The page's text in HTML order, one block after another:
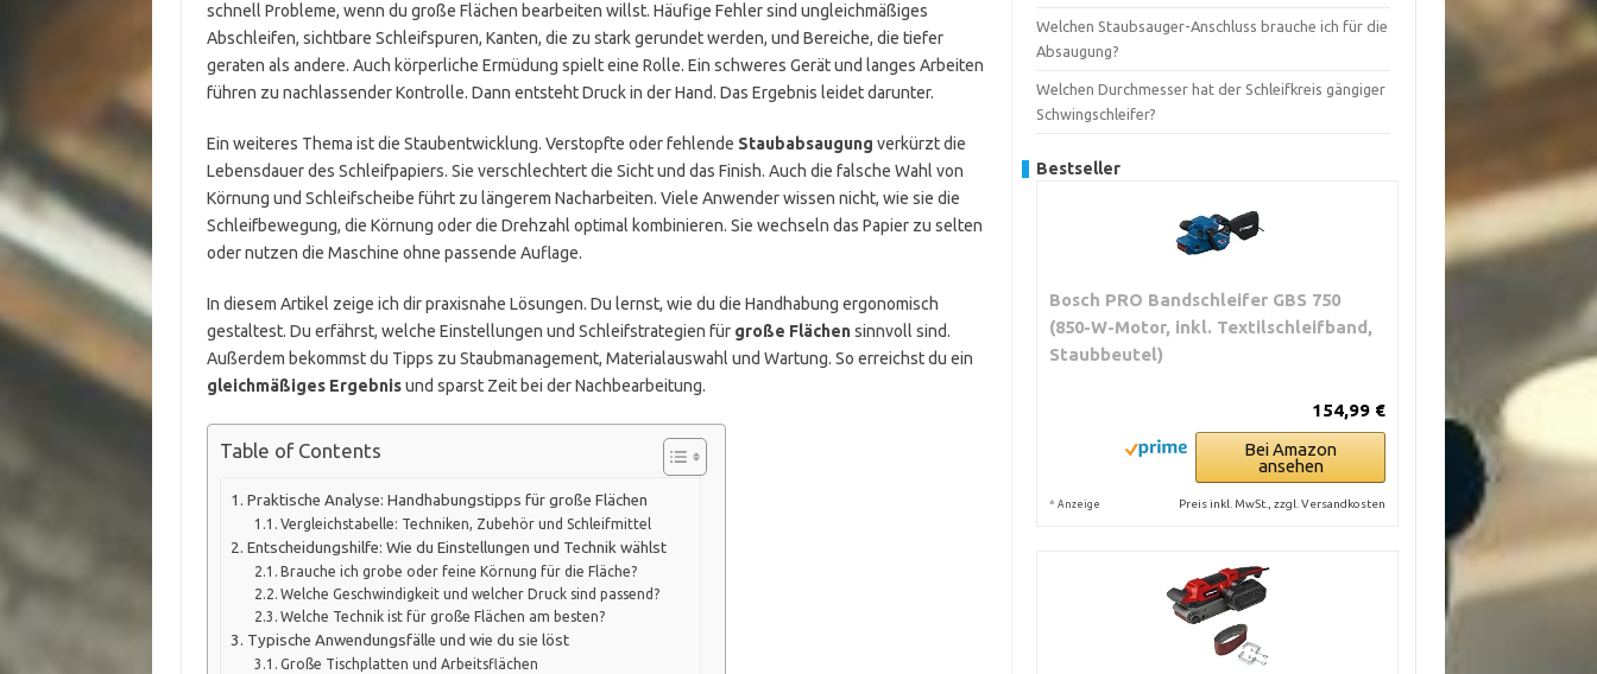
schnell Probleme, wenn du große Flächen bearbeiten willst. Häufige Fehler sind ungleichmäßiges
Abschleifen, sichtbare Schleifspuren, Kanten, die zu stark gerundet werden, und Bereiche, die tiefer
geraten als andere. Auch körperliche Ermüdung spielt eine Rolle. Ein schweres Gerät und langes Arbeiten
führen zu nachlassender Kontrolle. Dann entsteht Druck in der Hand. Das Ergebnis leidet darunter.
Ein weiteres Thema ist die Staubentwicklung. Verstopfte oder fehlende Staubabsaugung verkürzt die
Lebensdauer des Schleifpapiers. Sie verschlechtert die Sicht und das Finish. Auch die falsche Wahl von
Körnung und Schleifscheibe führt zu längerem Nacharbeiten. Viele Anwender wissen nicht, wie sie die
Schleifbewegung, die Körnung oder die Drehzahl optimal kombinieren. Sie wechseln das Papier zu selten
oder nutzen die Maschine ohne passende Auflage.
In diesem Artikel zeige ich dir praxisnahe Lösungen. Du lernst, wie du die Handhabung ergonomisch
gestaltest. Du erfährst, welche Einstellungen und Schleifstrategien für große Flächensinnvoll sind.
Außerdem bekommst du Tipps zu Staubmanagement, Materialauswahl und Wartung. So erreichst du ein
gleichmäßiges Ergebnisund sparst Zeit bei der Nachbearbeitung.
Table of Contents
Praktische Analyse: Handhabungstipps für große Flächen
Vergleichstabelle: Techniken, Zubehör und Schleifmittel
Entscheidungshilfe: Wie du Einstellungen und Technik wählst
Brauche ich grobe oder feine Körnung für die Fläche?
Welche Geschwindigkeit und welcher Druck sind passend?
Welche Technik ist für große Flächen am besten?
Typische Anwendungsfälle und wie du sie löst
Große Tischplatten und Arbeitsflächen
Welchen Staubsauger-Anschluss brauche ich für die
Absaugung?
Welchen Durchmesser hat der Schleifkreis gängiger
Schwingschleifer?
Bestseller
Bosch PRO Bandschleifer GBS 750
(850-W-Motor, inkl. Textilschleifband,
Staubbeutel)
154,99 €
Bei Amazon
ansehen
* Anzeige Preis inkl. MwSt., zzgl. Versandkosten